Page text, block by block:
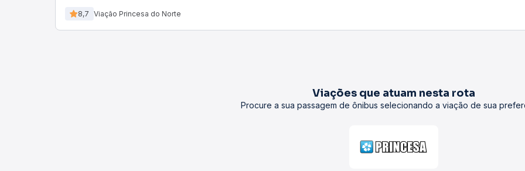
8,7 Viação Princesa do Norte
Viações que atuam nesta rota
Procure a sua passagem de ônibus selecionando a viação de sua